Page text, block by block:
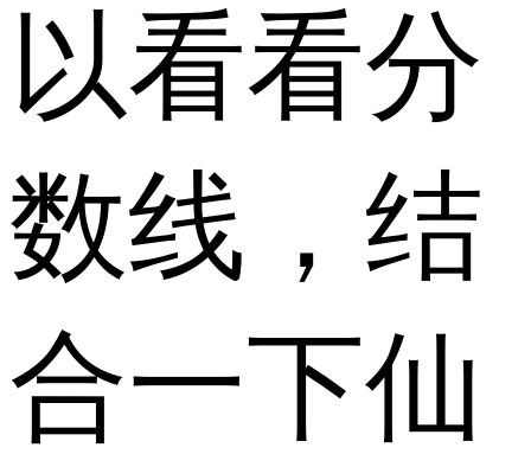
以看看分
数线，结
合一下仙